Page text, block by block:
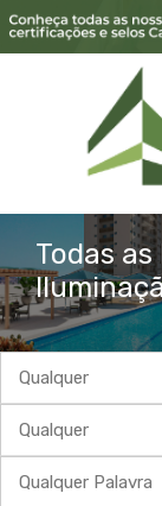
Todas